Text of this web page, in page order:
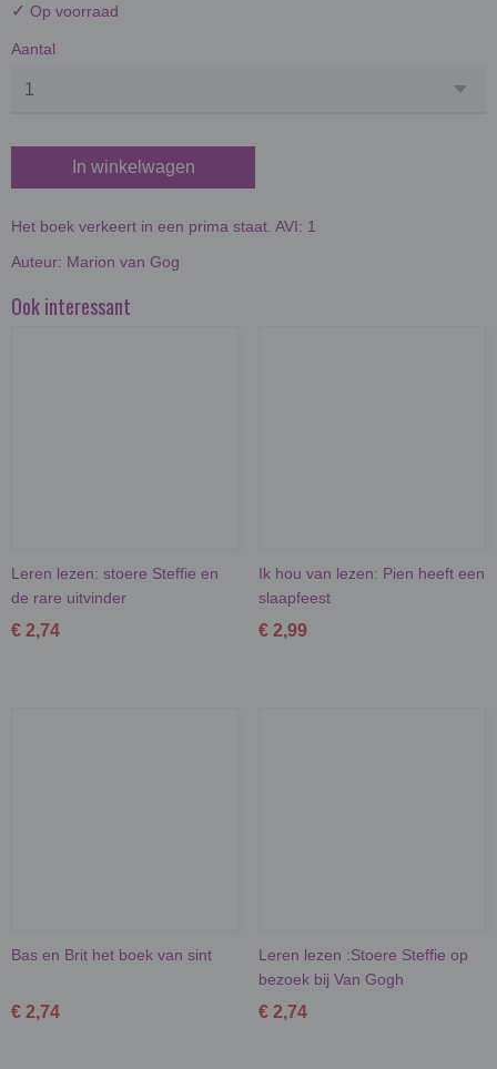
✓ Op voorraad
Aantal
In winkelwagen
Het boek verkeert in een prima staat. AVI: 1
Auteur: Marion van Gog
Ook interessant
Leren lezen: stoere Steffie en
de rare uitvinder
€ 2,74
Ik hou van lezen: Pien heeft een
slaapfeest
€ 2,99
Bas en Brit het boek van sint
€ 2,74
Leren lezen :Stoere Steffie op
bezoek bij Van Gogh
€ 2,74